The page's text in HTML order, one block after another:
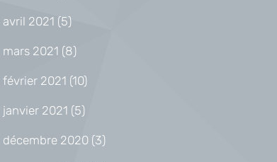
avril 2021 (5)
mars 2021 (8)
février 2021 (10)
janvier 2021 (5)
décembre 2020 (3)